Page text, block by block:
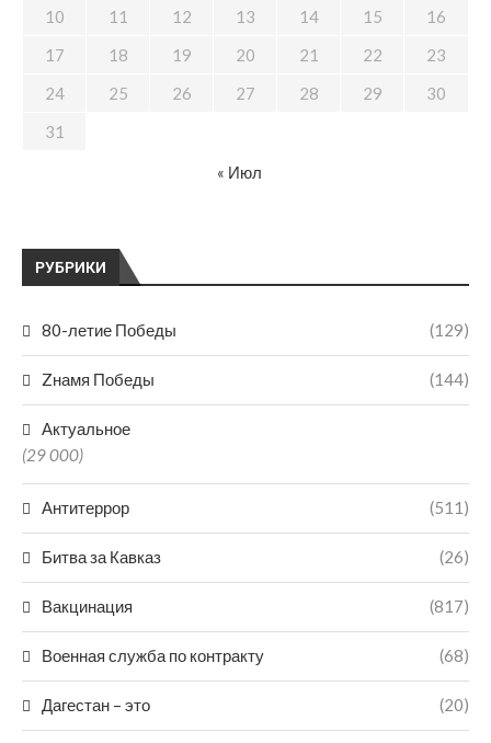
РУБРИКИ
80-летие Победы (129)
Zнамя Победы (144)
Актуальное
(29 000)
Антитеррор (511)
Битва за Кавказ (26)
Вакцинация (817)
Военная служба по контракту (68)
Дагестан – это (20)
10
11 12 13 14 15
16
17
18 19 20 21 22
23
24
25 26 27 28 29
30
31
« Июл